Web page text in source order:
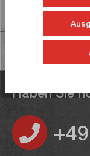
Informationen
Haben Sie